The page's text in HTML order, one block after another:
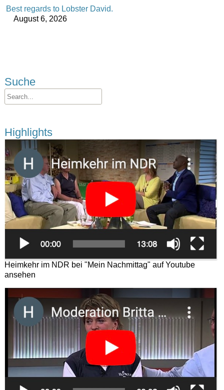
Best regards to Lobster David.
August 6, 2026
Suche
Highlights
Heimkehr im NDR bei "Mein Nachmittag" auf Youtube
ansehen